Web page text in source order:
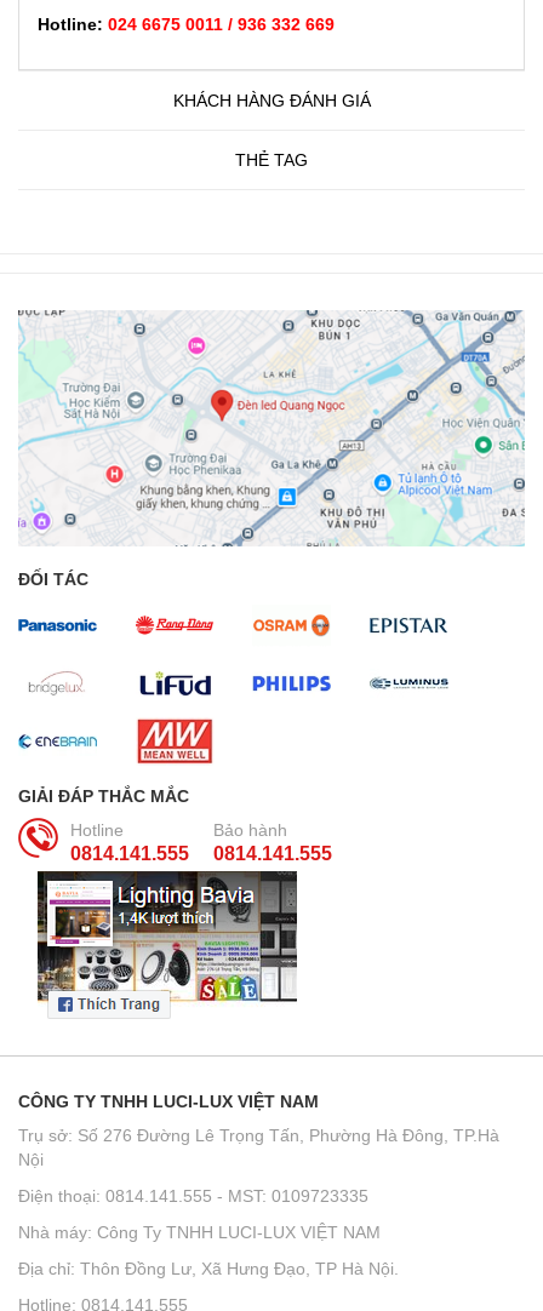
Hotline: 024 6675 0011 / 936 332 669
KHÁCH HÀNG ĐÁNH GIÁ
THẺ TAG
ĐỐI TÁC
GIẢI ĐÁP THẮC MẮC
Hotline
0814.141.555
Bảo hành
0814.141.555
CÔNG TY TNHH LUCI-LUX VIỆT NAM
Trụ sở: Số 276 Đường Lê Trọng Tấn, Phường Hà Đông, TP.Hà
Nội
Điện thoại: 0814.141.555 - MST: 0109723335
Nhà máy: Công Ty TNHH LUCI-LUX VIỆT NAM
Địa chỉ: Thôn Đồng Lư, Xã Hưng Đạo, TP Hà Nội.
Hotline: 0814.141.555